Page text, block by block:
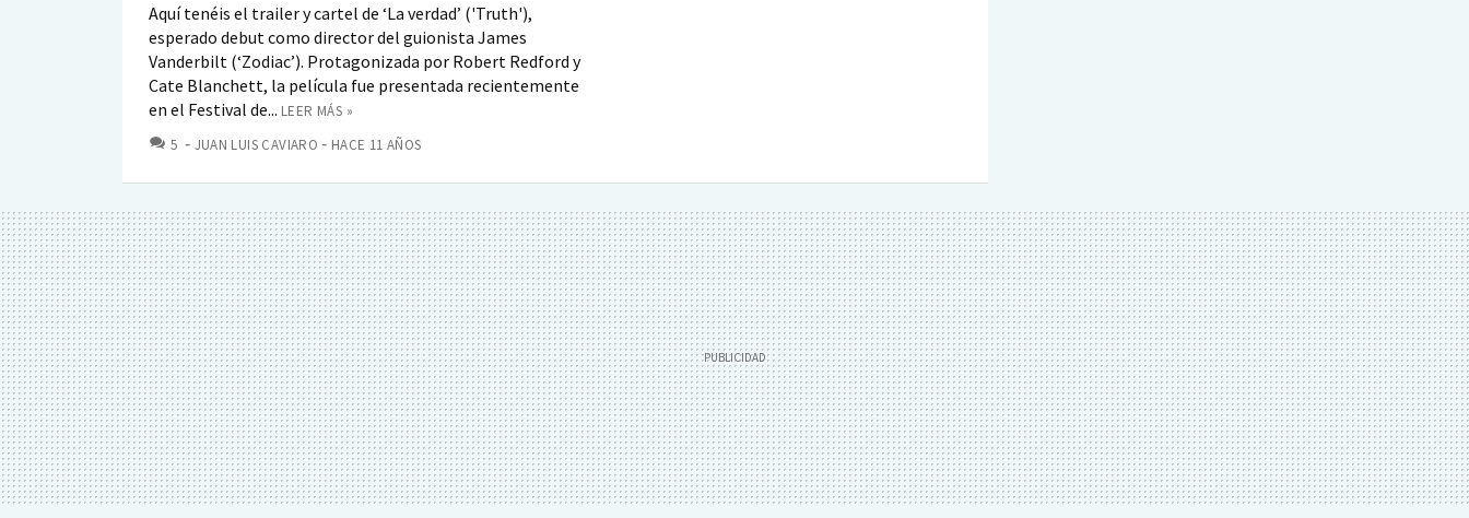
Aquí tenéis el trailer y cartel de ‘La verdad’ ('Truth'),
esperado debut como director del guionista James
Vanderbilt (‘Zodiac’). Protagonizada por Robert Redford y
Cate Blanchett, la película fue presentada recientemente
en el Festival de... LEER MÁS »
5 COMENTARIOS
JUAN LUIS CAVIARO HACE 11 AÑOS